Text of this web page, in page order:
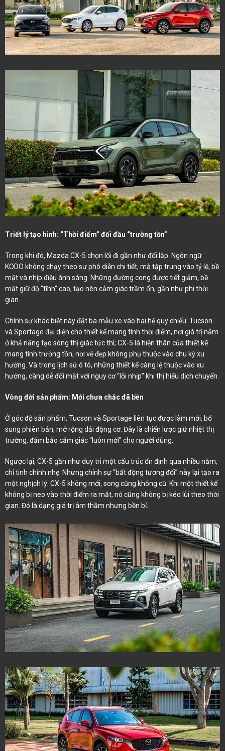
Triết lý tạo hình: “Thời điểm” đối đầu “trường tồn”
Trong khi đó, Mazda CX-5 chọn lối đi gần như đối lập. Ngôn ngữ
KODO không chạy theo sự phô diễn chi tiết, mà tập trung vào tỷ lệ, bề
mặt và nhịp điệu ánh sáng. Những đường cong được tiết giảm, bề
mặt giữ độ “tĩnh” cao, tạo nên cảm giác trầm ổn, gần như phi thời
gian.
Chính sự khác biệt này đặt ba mẫu xe vào hai hệ quy chiếu: Tucson
và Sportage đại diện cho thiết kế mang tính thời điểm, nơi giá trị nằm
ở khả năng tạo sóng thị giác tức thì; CX-5 là hiện thân của thiết kế
mang tính trường tồn, nơi vẻ đẹp không phụ thuộc vào chu kỳ xu
hướng. Và trong lịch sử ô tô, những thiết kế càng lệ thuộc vào xu
hướng, càng dễ đối mặt với nguy cơ “lỗi nhịp” khi thị hiếu dịch chuyển.
Vòng đời sản phẩm: Mới chưa chắc đã bền
Ở góc độ sản phẩm, Tucson và Sportage liên tục được làm mới, bổ
sung phiên bản, mở rộng dải động cơ. Đây là chiến lược giữ nhiệt thị
trường, đảm bảo cảm giác “luôn mới” cho người dùng.
Ngược lại, CX-5 gần như duy trì một cấu trúc ổn định qua nhiều năm,
chỉ tinh chỉnh nhẹ. Nhưng chính sự “bất động tương đối” này lại tạo ra
một nghịch lý: CX-5 không mới, song cũng không cũ. Khi một thiết kế
không bị neo vào thời điểm ra mắt, nó cũng không bị kéo lùi theo thời
gian. Đó là dạng giá trị âm thầm nhưng bền bỉ.